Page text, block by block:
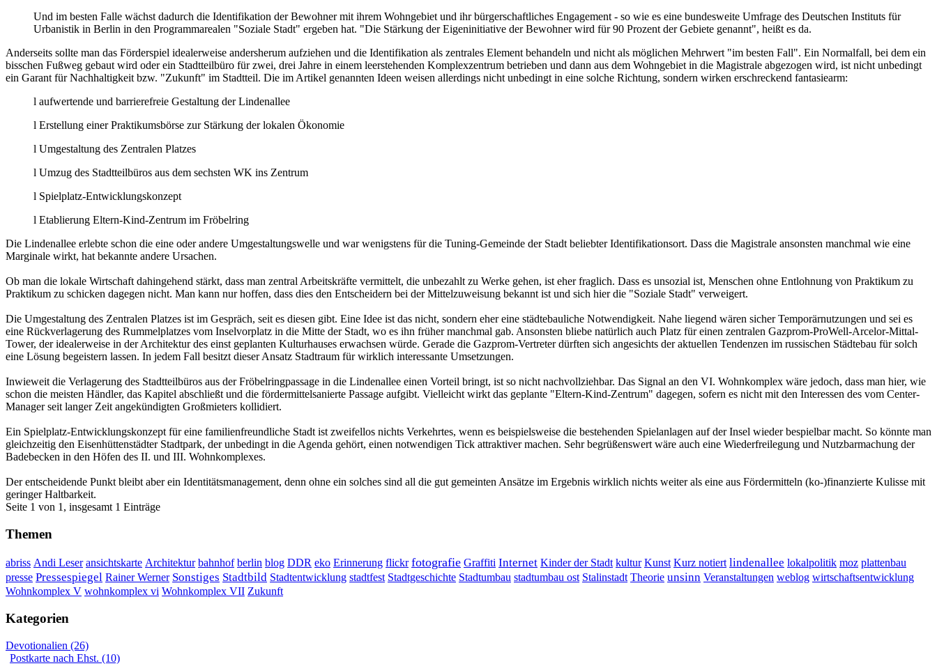
Und im besten Falle wächst dadurch die Identifikation der Bewohner mit ihrem Wohngebiet und ihr bürgerschaftliches Engagement - so wie es eine bundesweite Umfrage des Deutschen Instituts für
Urbanistik in Berlin in den Programmarealen "Soziale Stadt" ergeben hat. "Die Stärkung der Eigeninitiative der Bewohner wird für 90 Prozent der Gebiete genannt", heißt es da.
Anderseits sollte man das Förderspiel idealerweise andersherum aufziehen und die Identifikation als zentrales Element behandeln und nicht als möglichen Mehrwert "im besten Fall". Ein Normalfall, bei dem ein
bisschen Fußweg gebaut wird oder ein Stadtteilbüro für zwei, drei Jahre in einem leerstehenden Komplexzentrum betrieben und dann aus dem Wohngebiet in die Magistrale abgezogen wird, ist nicht unbedingt
ein Garant für Nachhaltigkeit bzw. "Zukunft" im Stadtteil. Die im Artikel genannten Ideen weisen allerdings nicht unbedingt in eine solche Richtung, sondern wirken erschreckend fantasiearm:
l aufwertende und barrierefreie Gestaltung der Lindenallee
l Erstellung einer Praktikumsbörse zur Stärkung der lokalen Ökonomie
l Umgestaltung des Zentralen Platzes
l Umzug des Stadtteilbüros aus dem sechsten WK ins Zentrum
l Spielplatz-Entwicklungskonzept
l Etablierung Eltern-Kind-Zentrum im Fröbelring
Die Lindenallee erlebte schon die eine oder andere Umgestaltungswelle und war wenigstens für die Tuning-Gemeinde der Stadt beliebter Identifikationsort. Dass die Magistrale ansonsten manchmal wie eine
Marginale wirkt, hat bekannte andere Ursachen.
Ob man die lokale Wirtschaft dahingehend stärkt, dass man zentral Arbeitskräfte vermittelt, die unbezahlt zu Werke gehen, ist eher fraglich. Dass es unsozial ist, Menschen ohne Entlohnung von Praktikum zu
Praktikum zu schicken dagegen nicht. Man kann nur hoffen, dass dies den Entscheidern bei der Mittelzuweisung bekannt ist und sich hier die "Soziale Stadt" verweigert.
Die Umgestaltung des Zentralen Platzes ist im Gespräch, seit es diesen gibt. Eine Idee ist das nicht, sondern eher eine städtebauliche Notwendigkeit. Nahe liegend wären sicher Temporärnutzungen und sei es
eine Rückverlagerung des Rummelplatzes vom Inselvorplatz in die Mitte der Stadt, wo es ihn früher manchmal gab. Ansonsten bliebe natürlich auch Platz für einen zentralen Gazprom-ProWell-Arcelor-Mittal-
Tower, der idealerweise in der Architektur des einst geplanten Kulturhauses erwachsen würde. Gerade die Gazprom-Vertreter dürften sich angesichts der aktuellen Tendenzen im russischen Städtebau für solch
eine Lösung begeistern lassen. In jedem Fall besitzt dieser Ansatz Stadtraum für wirklich interessante Umsetzungen.
Inwieweit die Verlagerung des Stadtteilbüros aus der Fröbelringpassage in die Lindenallee einen Vorteil bringt, ist so nicht nachvollziehbar. Das Signal an den VI. Wohnkomplex wäre jedoch, dass man hier, wie
schon die meisten Händler, das Kapitel abschließt und die fördermittelsanierte Passage aufgibt. Vielleicht wirkt das geplante "Eltern-Kind-Zentrum" dagegen, sofern es nicht mit den Interessen des vom Center-
Manager seit langer Zeit angekündigten Großmieters kollidiert.
Ein Spielplatz-Entwicklungskonzept für eine familienfreundliche Stadt ist zweifellos nichts Verkehrtes, wenn es beispielsweise die bestehenden Spielanlagen auf der Insel wieder bespielbar macht. So könnte man
gleichzeitig den Eisenhüttenstädter Stadtpark, der unbedingt in die Agenda gehört, einen notwendigen Tick attraktiver machen. Sehr begrüßenswert wäre auch eine Wiederfreilegung und Nutzbarmachung der
Badebecken in den Höfen des II. und III. Wohnkomplexes.
Der entscheidende Punkt bleibt aber ein Identitätsmanagement, denn ohne ein solches sind all die gut gemeinten Ansätze im Ergebnis wirklich nichts weiter als eine aus Fördermitteln (ko-)finanzierte Kulisse mit
geringer Haltbarkeit.
Seite 1 von 1, insgesamt 1 Einträge
Themen
abriss Andi Leser ansichtskarte Architektur bahnhof berlin blog DDR eko Erinnerung flickr fotografie Graffiti Internet Kinder der Stadt kultur Kunst Kurz notiert lindenallee lokalpolitik moz plattenbau
presse Pressespiegel Rainer Werner Sonstiges Stadtbild Stadtentwicklung stadtfest Stadtgeschichte Stadtumbau stadtumbau ost Stalinstadt Theorie unsinn Veranstaltungen weblog wirtschaftsentwicklung
Wohnkomplex V wohnkomplex vi Wohnkomplex VII Zukunft
Kategorien
Devotionalien (26)
Postkarte nach Ehst. (10)